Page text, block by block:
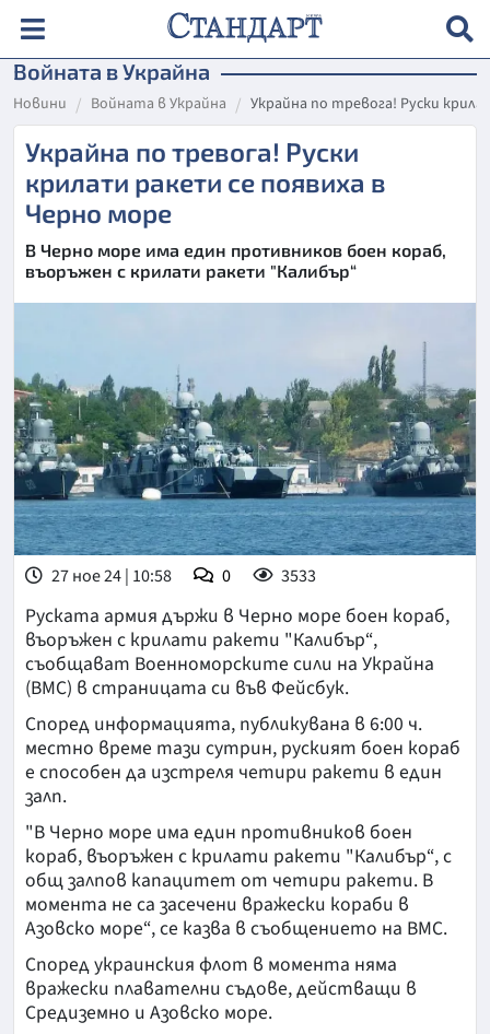
Войната в Украйна
Новини Войната в Украйна Украйна по тревога! Руски
Украйна по тревога! Руски
крилати ракети се появиха в
Черно море
В Черно море има един противников боен кораб,
въоръжен с крилати ракети "Калибър“
27 ное 24 | 10:58 0 3533
Руската армия държи в Черно море боен кораб,
въоръжен с крилати ракети "Калибър“,
съобщават Военноморските сили на Украйна
(ВМС) в страницата си във Фейсбук.
Според информацията, публикувана в 6:00 ч.
местно време тази сутрин, руският боен кораб
е способен да изстреля четири ракети в един
залп.
"В Черно море има един противников боен
кораб, въоръжен с крилати ракети "Калибър“, с
общ залпов капацитет от четири ракети. В
момента не са засечени вражески кораби в
Азовско море“, се казва в съобщението на ВМС.
Според украинския флот в момента няма
вражески плавателни съдове, действащи в
Средиземно и Азовско море.